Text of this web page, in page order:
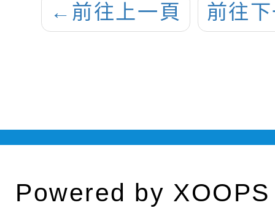
← 前往上一頁 前往
Powered by XOOPS